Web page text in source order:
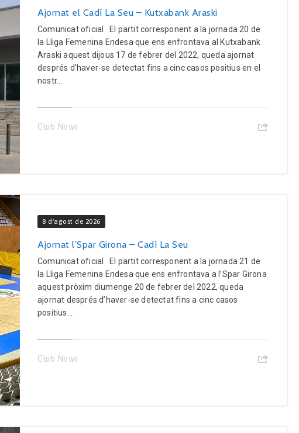
Ajornat el Cadí La Seu – Kutxabank Araski
Comunicat oficial El partit corresponent a la jornada 20 de
la Lliga Femenina Endesa que ens enfrontava al Kutxabank
Araski aquest dijous 17 de febrer del 2022, queda ajornat
després d’haver-se detectat fins a cinc casos positius en el
nostr...
Club News
8 d'agost de 2026
Ajornat l’Spar Girona – Cadí La Seu
Comunicat oficial El partit corresponent a la jornada 21 de
la Lliga Femenina Endesa que ens enfrontava a l’Spar Girona
aquest pròxim diumenge 20 de febrer del 2022, queda
ajornat després d’haver-se detectat fins a cinc casos
positius...
Club News